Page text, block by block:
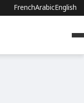
FrenchArabicEnglish